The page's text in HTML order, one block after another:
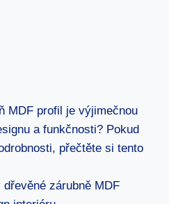
MDF profil je výjimečnou
a funkčnosti? Pokud
přečtěte si tento